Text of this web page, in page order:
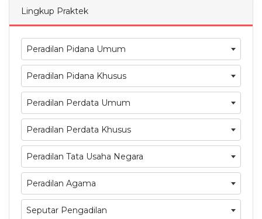
Lingkup Praktek
Peradilan Pidana Umum
Peradilan Pidana Khusus
Peradilan Perdata Umum
Peradilan Perdata Khusus
Peradilan Tata Usaha Negara
Peradilan Agama
Seputar Pengadilan